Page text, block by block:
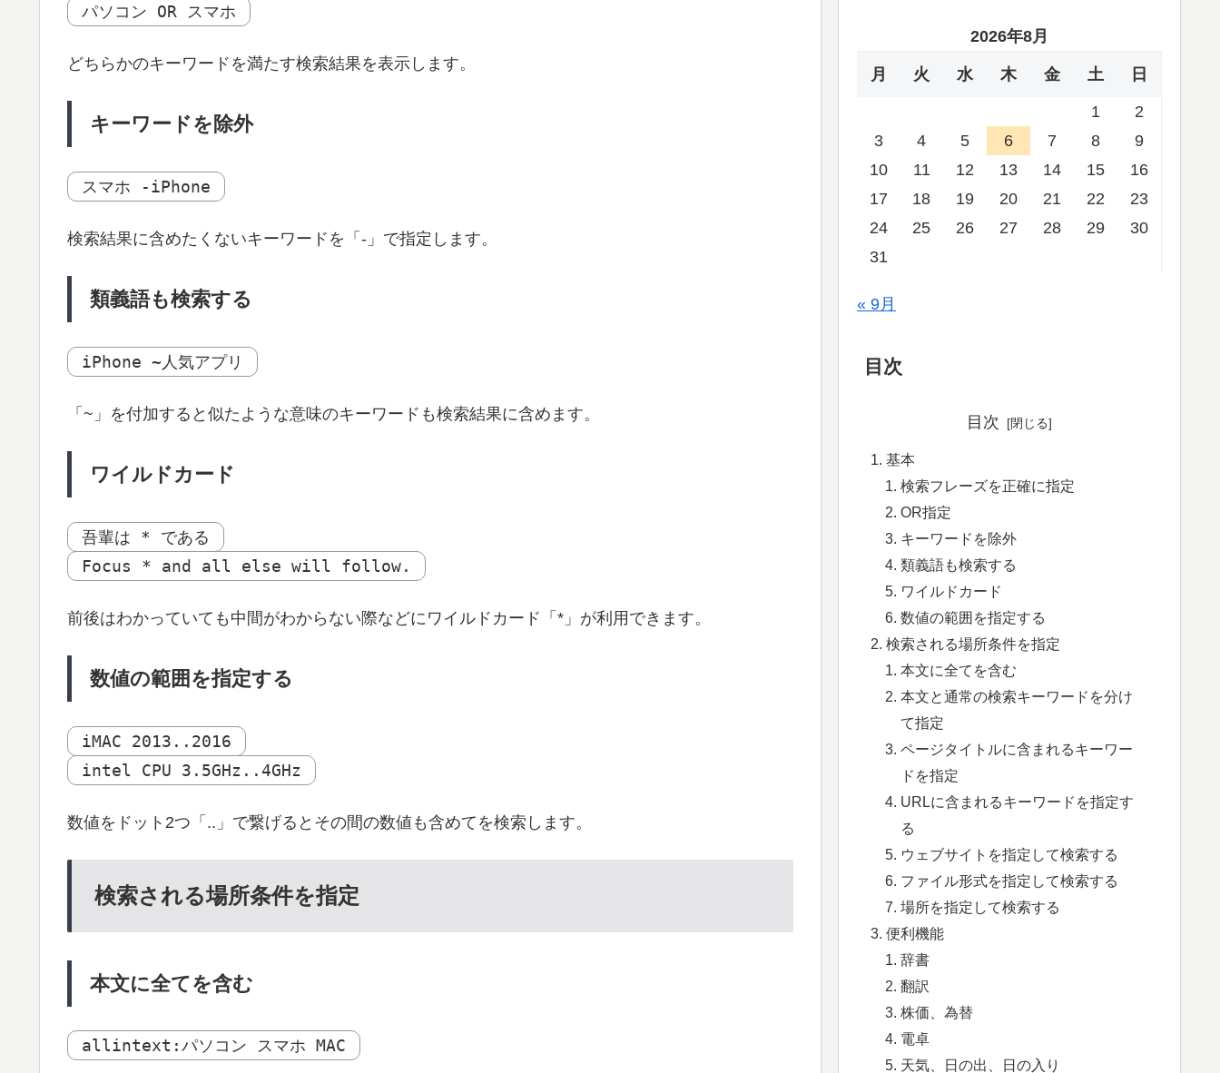
パソコン OR スマホ
どちらかのキーワードを満たす検索結果を表示します。
キーワードを除外
スマホ -iPhone
検索結果に含めたくないキーワードを「-」で指定します。
類義語も検索する
iPhone ~人気アプリ
「~」を付加すると似たような意味のキーワードも検索結果に含めます。
ワイルドカード
吾輩は * である
Focus * and all else will follow.
前後はわかっていても中間がわからない際などにワイルドカード「*」が利用できます。
数値の範囲を指定する
iMAC 2013..2016
intel CPU 3.5GHz..4GHz
数値をドット2つ「..」で繋げるとその間の数値も含めてを検索します。
検索される場所条件を指定
本文に全てを含む
allintext:パソコン スマホ MAC
2026年8月
月 火 水 木 金 土 日
1
2
3
4 5 6 7 8
9
10
11 12 13 14 15
16
17
18 19 20 21 22
23
24
25 26 27 28 29
30
31
« 9月
目次
目次
基本
検索フレーズを正確に指定
OR指定
キーワードを除外
類義語も検索する
ワイルドカード
数値の範囲を指定する
検索される場所条件を指定
本文に全てを含む
本文と通常の検索キーワードを分け
て指定
ページタイトルに含まれるキーワー
ドを指定
URLに含まれるキーワードを指定す
る
ウェブサイトを指定して検索する
ファイル形式を指定して検索する
場所を指定して検索する
便利機能
辞書
翻訳
株価、為替
電卓
天気、日の出、日の入り